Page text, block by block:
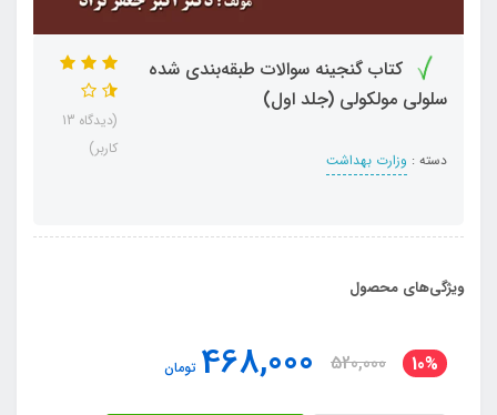
کتاب گنجینه سوالات طبقه‌بندی شده
سلولی مولکولی (جلد اول)
دسته : وزارت بهداشت
(دیدگاه 13
کاربر)
ویژگی‌های محصول
10%
520,000
468,000 تومان